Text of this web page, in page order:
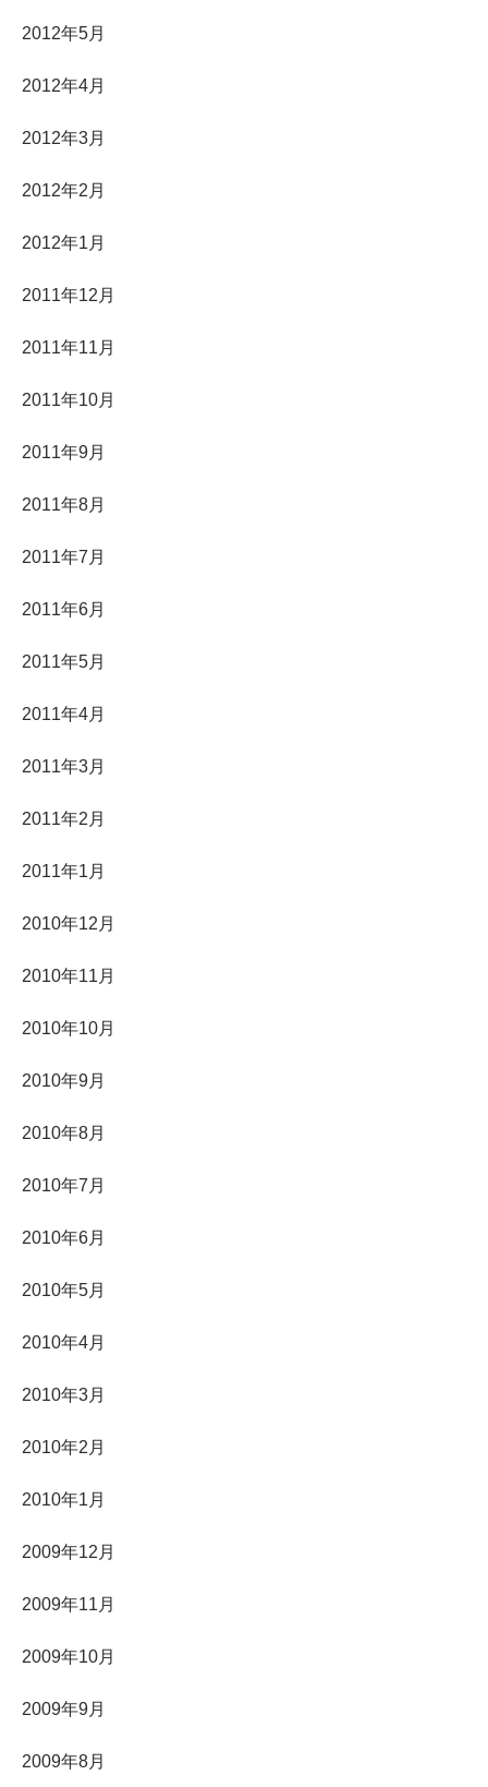
2012年5月
2012年4月
2012年3月
2012年2月
2012年1月
2011年12月
2011年11月
2011年10月
2011年9月
2011年8月
2011年7月
2011年6月
2011年5月
2011年4月
2011年3月
2011年2月
2011年1月
2010年12月
2010年11月
2010年10月
2010年9月
2010年8月
2010年7月
2010年6月
2010年5月
2010年4月
2010年3月
2010年2月
2010年1月
2009年12月
2009年11月
2009年10月
2009年9月
2009年8月